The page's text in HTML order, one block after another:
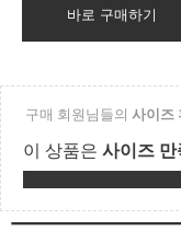
바로 구매하기